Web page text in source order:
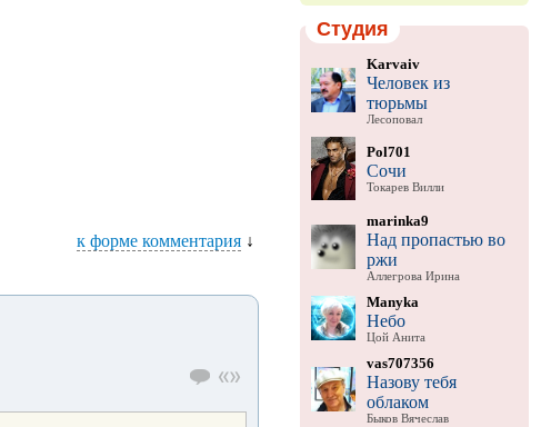
к форме комментария↓
Студия
Karvaiv
Человек из
тюрьмы
Лесоповал
Pol701
Сочи
Токарев Вилли
marinka9
Над пропастью во
ржи
Аллегрова Ирина
Manyka
Небо
Цой Анита
vas707356
Назову тебя
облаком
Быков Вячеслав